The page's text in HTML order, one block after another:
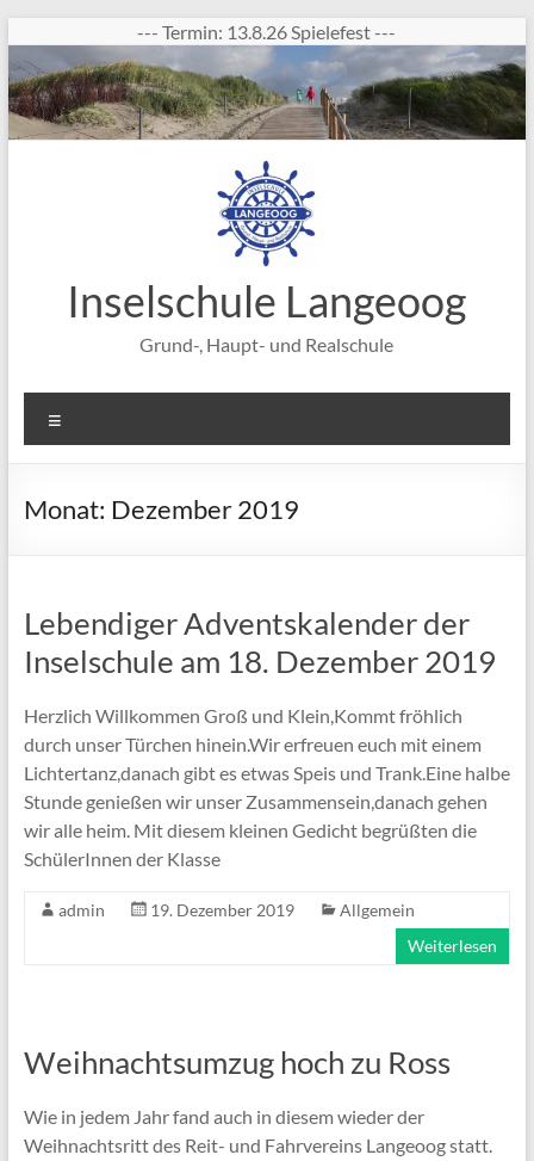
Inhalt
springen
--- Termin: 13.8.26 Spielefest ---
Inselschule Langeoog
Grund-, Haupt- und Realschule
Monat: Dezember 2019
Lebendiger Adventskalender der
Inselschule am 18. Dezember 2019
Herzlich Willkommen Groß und Klein,Kommt fröhlich
durch unser Türchen hinein.Wir erfreuen euch mit einem
Lichtertanz,danach gibt es etwas Speis und Trank.Eine halbe
Stunde genießen wir unser Zusammensein,danach gehen
wir alle heim. Mit diesem kleinen Gedicht begrüßten die
SchülerInnen der Klasse
admin 19. Dezember 2019
Allgemein
Weiterlesen
Weihnachtsumzug hoch zu Ross
Wie in jedem Jahr fand auch in diesem wieder der
Weihnachtsritt des Reit- und Fahrvereins Langeoog statt.